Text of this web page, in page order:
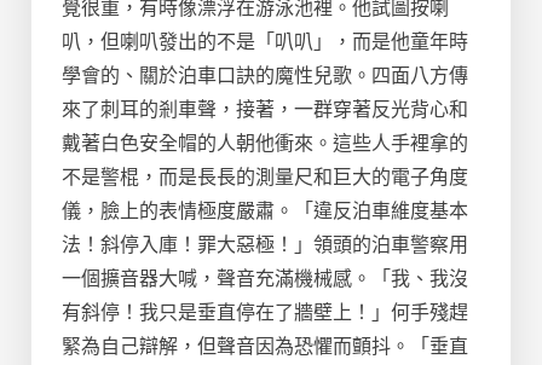
覺很重，有時像漂浮在游泳池裡。他試圖按喇
叭，但喇叭發出的不是「叭叭」，而是他童年時
學會的、關於泊車口訣的魔性兒歌。四面八方傳
來了刺耳的剎車聲，接著，一群穿著反光背心和
戴著白色安全帽的人朝他衝來。這些人手裡拿的
不是警棍，而是長長的測量尺和巨大的電子角度
儀，臉上的表情極度嚴肅。「違反泊車維度基本
法！斜停入庫！罪大惡極！」領頭的泊車警察用
一個擴音器大喊，聲音充滿機械感。「我、我沒
有斜停！我只是垂直停在了牆壁上！」何手殘趕
緊為自己辯解，但聲音因為恐懼而顫抖。「垂直